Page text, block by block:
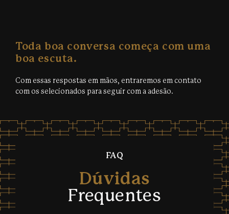
Toda boa conversa começa com uma
boa escuta.
Com essas respostas em mãos, entraremos em contato
com os selecionados para seguir com a adesão.
FAQ
Dúvidas
Frequentes